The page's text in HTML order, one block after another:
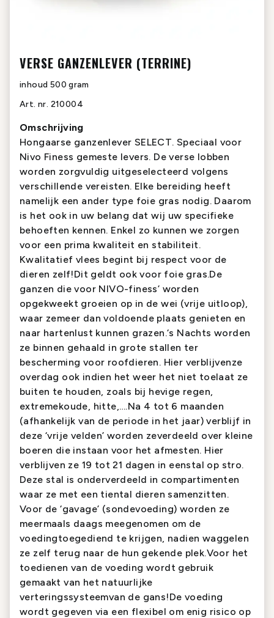
VERSE GANZENLEVER (TERRINE)
inhoud 500 gram
Art. nr. 210004
Omschrijving
Hongaarse ganzenlever SELECT. Speciaal voor
Nivo Finess gemeste levers. De verse lobben
worden zorgvuldig uitgeselecteerd volgens
verschillende vereisten. Elke bereiding heeft
namelijk een ander type foie gras nodig. Daarom
is het ook in uw belang dat wij uw specifieke
behoeften kennen. Enkel zo kunnen we zorgen
voor een prima kwaliteit en stabiliteit.
Kwalitatief vlees begint bij respect voor de
dieren zelf!Dit geldt ook voor foie gras.De
ganzen die voor NIVO-finess’ worden
opgekweekt groeien op in de wei (vrije uitloop),
waar zemeer dan voldoende plaats genieten en
naar hartenlust kunnen grazen.‘s Nachts worden
ze binnen gehaald in grote stallen ter
bescherming voor roofdieren. Hier verblijvenze
overdag ook indien het weer het niet toelaat ze
buiten te houden, zoals bij hevige regen,
extremekoude, hitte,….Na 4 tot 6 maanden
(afhankelijk van de periode in het jaar) verblijf in
deze ‘vrije velden’ worden zeverdeeld over kleine
boeren die instaan voor het afmesten. Hier
verblijven ze 19 tot 21 dagen in eenstal op stro.
Deze stal is onderverdeeld in compartimenten
waar ze met een tiental dieren samenzitten.
Voor de ‘gavage’ (sondevoeding) worden ze
meermaals daags meegenomen om de
voedingtoegediend te krijgen, nadien waggelen
ze zelf terug naar de hun gekende plek.Voor het
toedienen van de voeding wordt gebruik
gemaakt van het natuurlijke
verteringssysteemvan de gans!De voeding
wordt gegeven via een flexibel om enig risico op